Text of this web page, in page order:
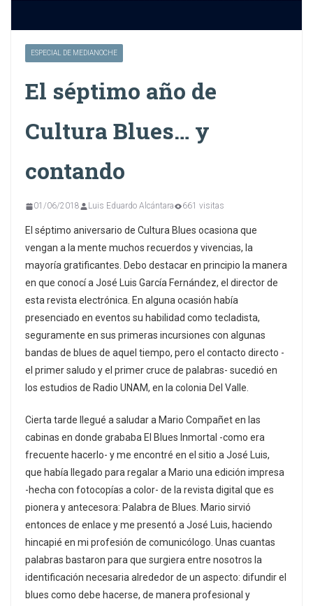
ESPECIAL DE MEDIANOCHE
El séptimo año de
Cultura Blues… y
contando
01/06/2018 Luis Eduardo Alcántara 661 visitas
El séptimo aniversario de Cultura Blues ocasiona que
vengan a la mente muchos recuerdos y vivencias, la
mayoría gratificantes. Debo destacar en principio la manera
en que conocí a José Luis García Fernández, el director de
esta revista electrónica. En alguna ocasión había
presenciado en eventos su habilidad como tecladista,
seguramente en sus primeras incursiones con algunas
bandas de blues de aquel tiempo, pero el contacto directo -
el primer saludo y el primer cruce de palabras- sucedió en
los estudios de Radio UNAM, en la colonia Del Valle.
Cierta tarde llegué a saludar a Mario Compañet en las
cabinas en donde grababa El Blues Inmortal -como era
frecuente hacerlo- y me encontré en el sitio a José Luis,
que había llegado para regalar a Mario una edición impresa
-hecha con fotocopías a color- de la revista digital que es
pionera y antecesora: Palabra de Blues. Mario sirvió
entonces de enlace y me presentó a José Luis, haciendo
hincapié en mi profesión de comunicólogo. Unas cuantas
palabras bastaron para que surgiera entre nosotros la
identificación necesaria alrededor de un aspecto: difundir el
blues como debe hacerse, de manera profesional y